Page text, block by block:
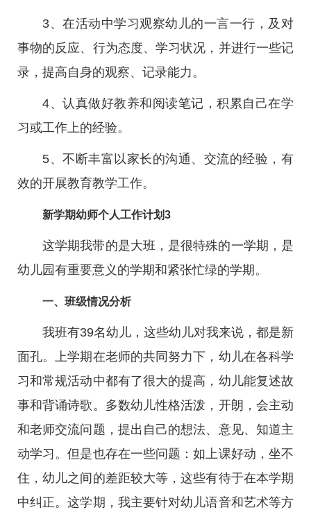
3、在活动中学习观察幼儿的一言一行，及对
事物的反应、行为态度、学习状况，并进行一些记
录，提高自身的观察、记录能力。
4、认真做好教养和阅读笔记，积累自己在学
习或工作上的经验。
5、不断丰富以家长的沟通、交流的经验，有
效的开展教育教学工作。
新学期幼师个人工作计划3
这学期我带的是大班，是很特殊的一学期，是
幼儿园有重要意义的学期和紧张忙绿的学期。
一、班级情况分析
我班有39名幼儿，这些幼儿对我来说，都是新
面孔。上学期在老师的共同努力下，幼儿在各科学
习和常规活动中都有了很大的提高，幼儿能复述故
事和背诵诗歌。多数幼儿性格活泼，开朗，会主动
和老师交流问题，提出自己的想法、意见、知道主
动学习。但是也存在一些问题：如上课好动，坐不
住，幼儿之间的差距较大等，这些有待于在本学期
中纠正。这学期，我主要针对幼儿语音和艺术等方